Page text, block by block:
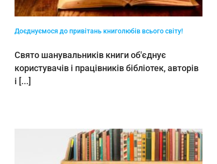
Доєднуємося до привітань книголюбів всього світу!
Свято шанувальників книги об'єднує
користувачів і працівників бібліотек, авторів
і [...]